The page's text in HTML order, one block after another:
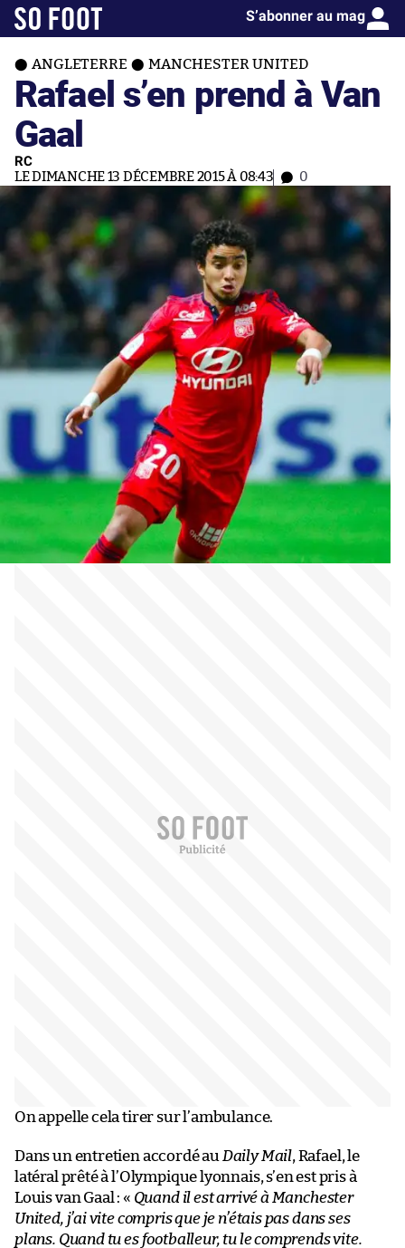
S’abonner au mag
ANGLETERRE MANCHESTER UNITED
Rafael s’en prend à Van
Gaal
RC
LE DIMANCHE 13 DÉCEMBRE 2015 À 08:43 0
On appelle cela tirer sur l’ambulance.
Dans un entretien accordé au Daily Mail, Rafael, le
latéral prêté à l’Olympique lyonnais, s’en est pris à
Louis van Gaal : « Quand il est arrivé à Manchester
United, j’ai vite compris que je n’étais pas dans ses
plans. Quand tu es footballeur, tu le comprends vite.